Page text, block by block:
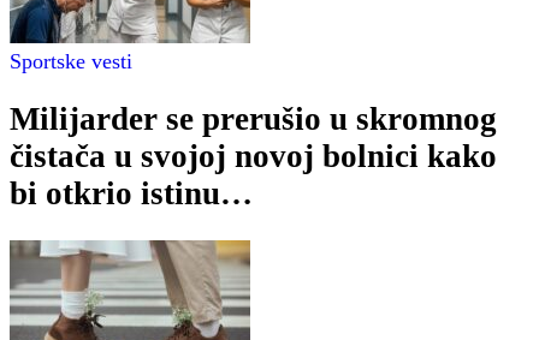
Sportske vesti
Milijarder se prerušio u skromnog
čistača u svojoj novoj bolnici kako
bi otkrio istinu…